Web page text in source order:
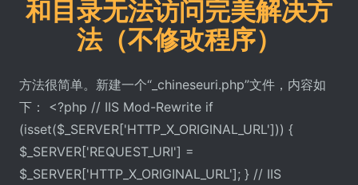
和目录无法访问完美解决方
法（不修改程序）
方法很简单。新建一个“_chineseuri.php”文件，内容如
下： <?php // IIS Mod-Rewrite if
(isset($_SERVER['HTTP_X_ORIGINAL_URL'])) {
$_SERVER['REQUEST_URI'] =
$_SERVER['HTTP_X_ORIGINAL_URL']; } // IIS